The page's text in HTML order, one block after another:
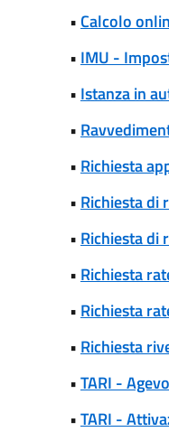
• Calcolo
• IMU -
• Istanza in
•
• Richiesta
• Richiesta di
• Richiesta di
• Richiesta
• Richiesta
• Richiesta
•TARI -
•TARI -